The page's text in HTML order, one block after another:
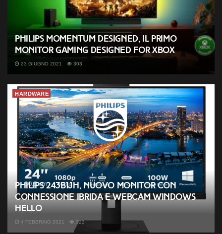
Philips Momentum Designed, il primo
monitor gaming Designed for Xbox
23 GIUGNO 2021 303
HARDWARE
Philips 243B1JH, nuovo monitor con
connessione ibrida e webcam Windows
Hello
4 FEBBRAIO 2021 323